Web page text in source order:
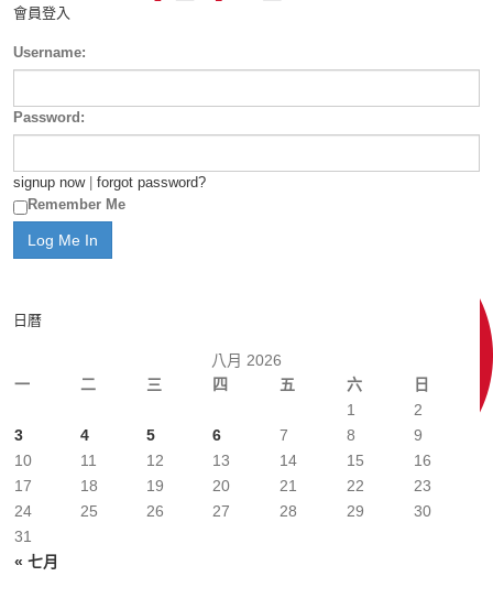
會員登入
Username:
Password:
signup now| forgot password?
Remember Me
日曆
八月 2026
一
二 三 四 五 六 日
« 七月
1
2
3
4 5 6 7 8
9
10
11 12 13 14 15
16
17
18 19 20 21 22
23
24
25 26 27 28 29
30
31